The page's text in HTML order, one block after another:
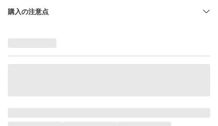
購入の注意点